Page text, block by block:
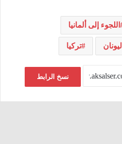
اللجوء إلى ألمانيا
اليونان تركيا
نسخ الرابط